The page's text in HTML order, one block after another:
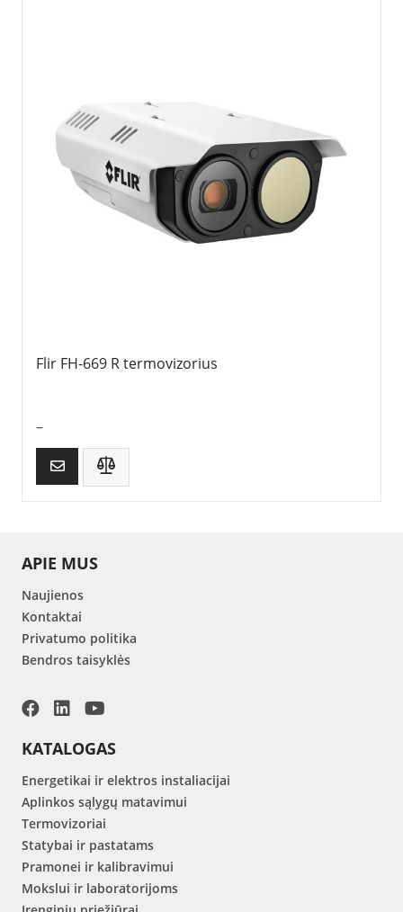
Flir FH-669 R termovizorius
–
APIE MUS
Naujienos
Kontaktai
Privatumo politika
Bendros taisyklės
KATALOGAS
Energetikai ir elektros instaliacijai
Aplinkos sąlygų matavimui
Termovizoriai
Statybai ir pastatams
Pramonei ir kalibravimui
Mokslui ir laboratorijoms